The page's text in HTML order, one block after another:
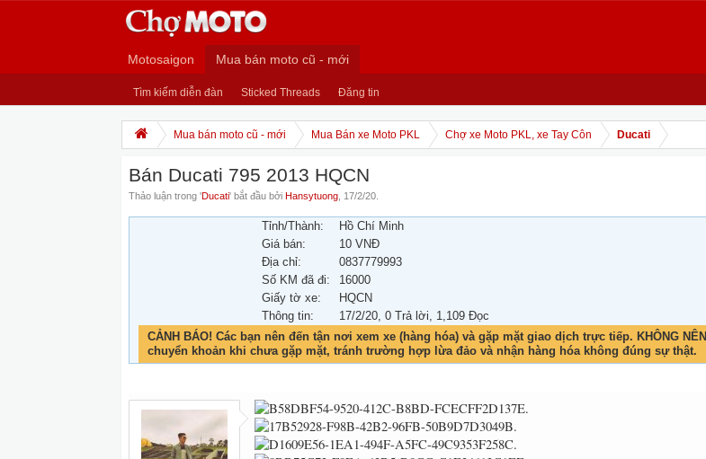
Motosaigon Mua bán moto cũ - mới
Tìm kiếm diễn đàn Sticked Threads Đăng tin
Mua bán moto cũ - mới Mua Bán xe Moto PKL Chợ xe Moto PKL, xe Tay Côn Ducati
Bán Ducati 795 2013 HQCN
Thảo luận trong 'Ducati' bắt đầu bởi Hansytuong 17/2/20
Tỉnh/Thành:
Hồ Chí Minh
Giá bán:
10 VNĐ
Địa chỉ:
0837779993
Số KM đã đi:
16000
Giấy tờ xe:
HQCN
Thông tin:
17/2/20, 0 Trả lời, 1,109 Đọc
CẢNH BÁO! Các bạn nên đến tận nơi xem xe (hàng hóa) và gặp mặt giao dịch trực tiếp. KHÔNG NÊN
chuyển khoản khi chưa gặp mặt, tránh trường hợp lừa đảo và nhận hàng hóa không đúng sự thật.